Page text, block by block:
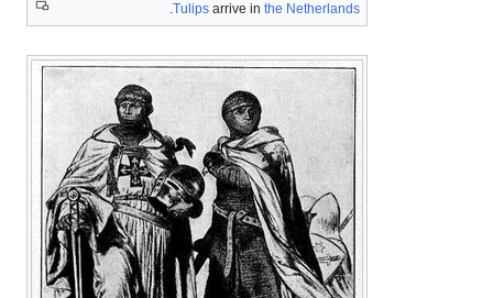
Tulips arrive in the Netherlands
.